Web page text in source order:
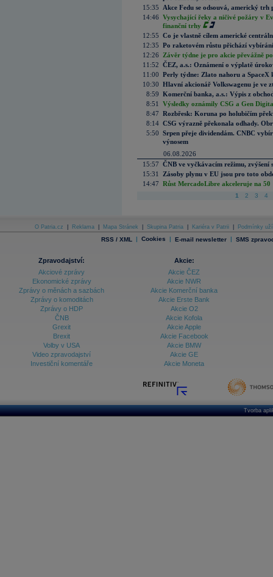
15:35
Akce Fedu se odsouvá, americký
14:46 Vysychající řeky a ničivé požáry v
finanční trhy
12:55 Co je vlastně cílem americké
12:35 Po raketovém růstu přichází
12:26
Závěr týdne je pro akcie převážně
11:52 ČEZ, a.s.: Oznámení o výplatě
11:00 Perly týdne: Zlato nahoru a SpaceX
10:30 Hlavní akcionář Volkswagenu je ve
8:59 Komerční banka, a.s.: Výpis z
8:51
Výsledky oznámily CSG a Gen
8:47 Rozbřesk: Koruna po holubičím
8:14 CSG výrazně překonala odhady.
5:50 Srpen přeje dividendám. CNBC
výnosem
06.08.2026
15:57 ČNB ve vyčkávacím režimu, zvýšení
15:31
Zásoby plynu v EU jsou pro toto
14:47 Růst MercadoLibre akceleruje na
1 2 3 4
O Patria.cz Reklama Mapa Stránek Skupina Patria Kariéra v Patrii Podmínky
RSS / XML | Cookies | E-mail newsletter | SMS
Zpravodajství:
Akciové zprávy
Ekonomické zprávy
Zprávy o měnách a sazbách
Zprávy o komoditách
Zprávy o HDP
ČNB
Grexit
Brexit
Volby v USA
Video zpravodajství
Investiční komentáře
Akcie:
Akcie ČEZ
Akcie NWR
Akcie Komerční banka
Akcie Erste Bank
Akcie O2
Akcie Kofola
Akcie Apple
Akcie Facebook
Akcie BMW
Akcie GE
Akcie Moneta
Tvorba